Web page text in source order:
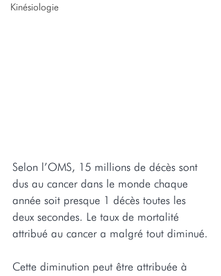
Kinésiologie
Selon l’OMS, 15 millions de décès sont
dus au cancer dans le monde chaque
année soit presque 1 décès toutes les
deux secondes. Le taux de mortalité
attribué au cancer a malgré tout diminué.
Cette diminution peut être attribuée à